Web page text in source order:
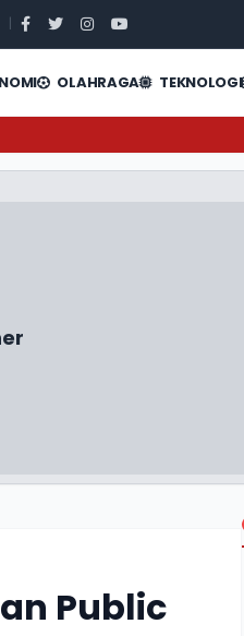
OLAHRAGA TEKNOLOGI
Public